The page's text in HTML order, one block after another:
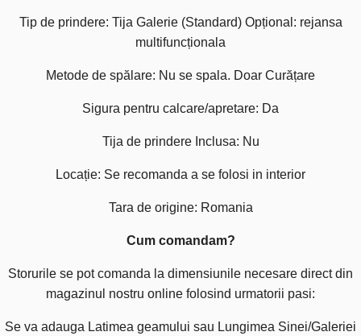
Tip de prindere: Tija Galerie (Standard) Opțional: rejansa
multifuncționala
Metode de spălare: Nu se spala. Doar Curățare
Sigura pentru calcare/apretare: Da
Tija de prindere Inclusa: Nu
Locație: Se recomanda a se folosi in interior
Tara de origine: Romania
Cum comandam?
Storurile se pot comanda la dimensiunile necesare direct din
magazinul nostru online folosind urmatorii pasi:
Se va adauga Latimea geamului sau Lungimea Sinei/Galeriei